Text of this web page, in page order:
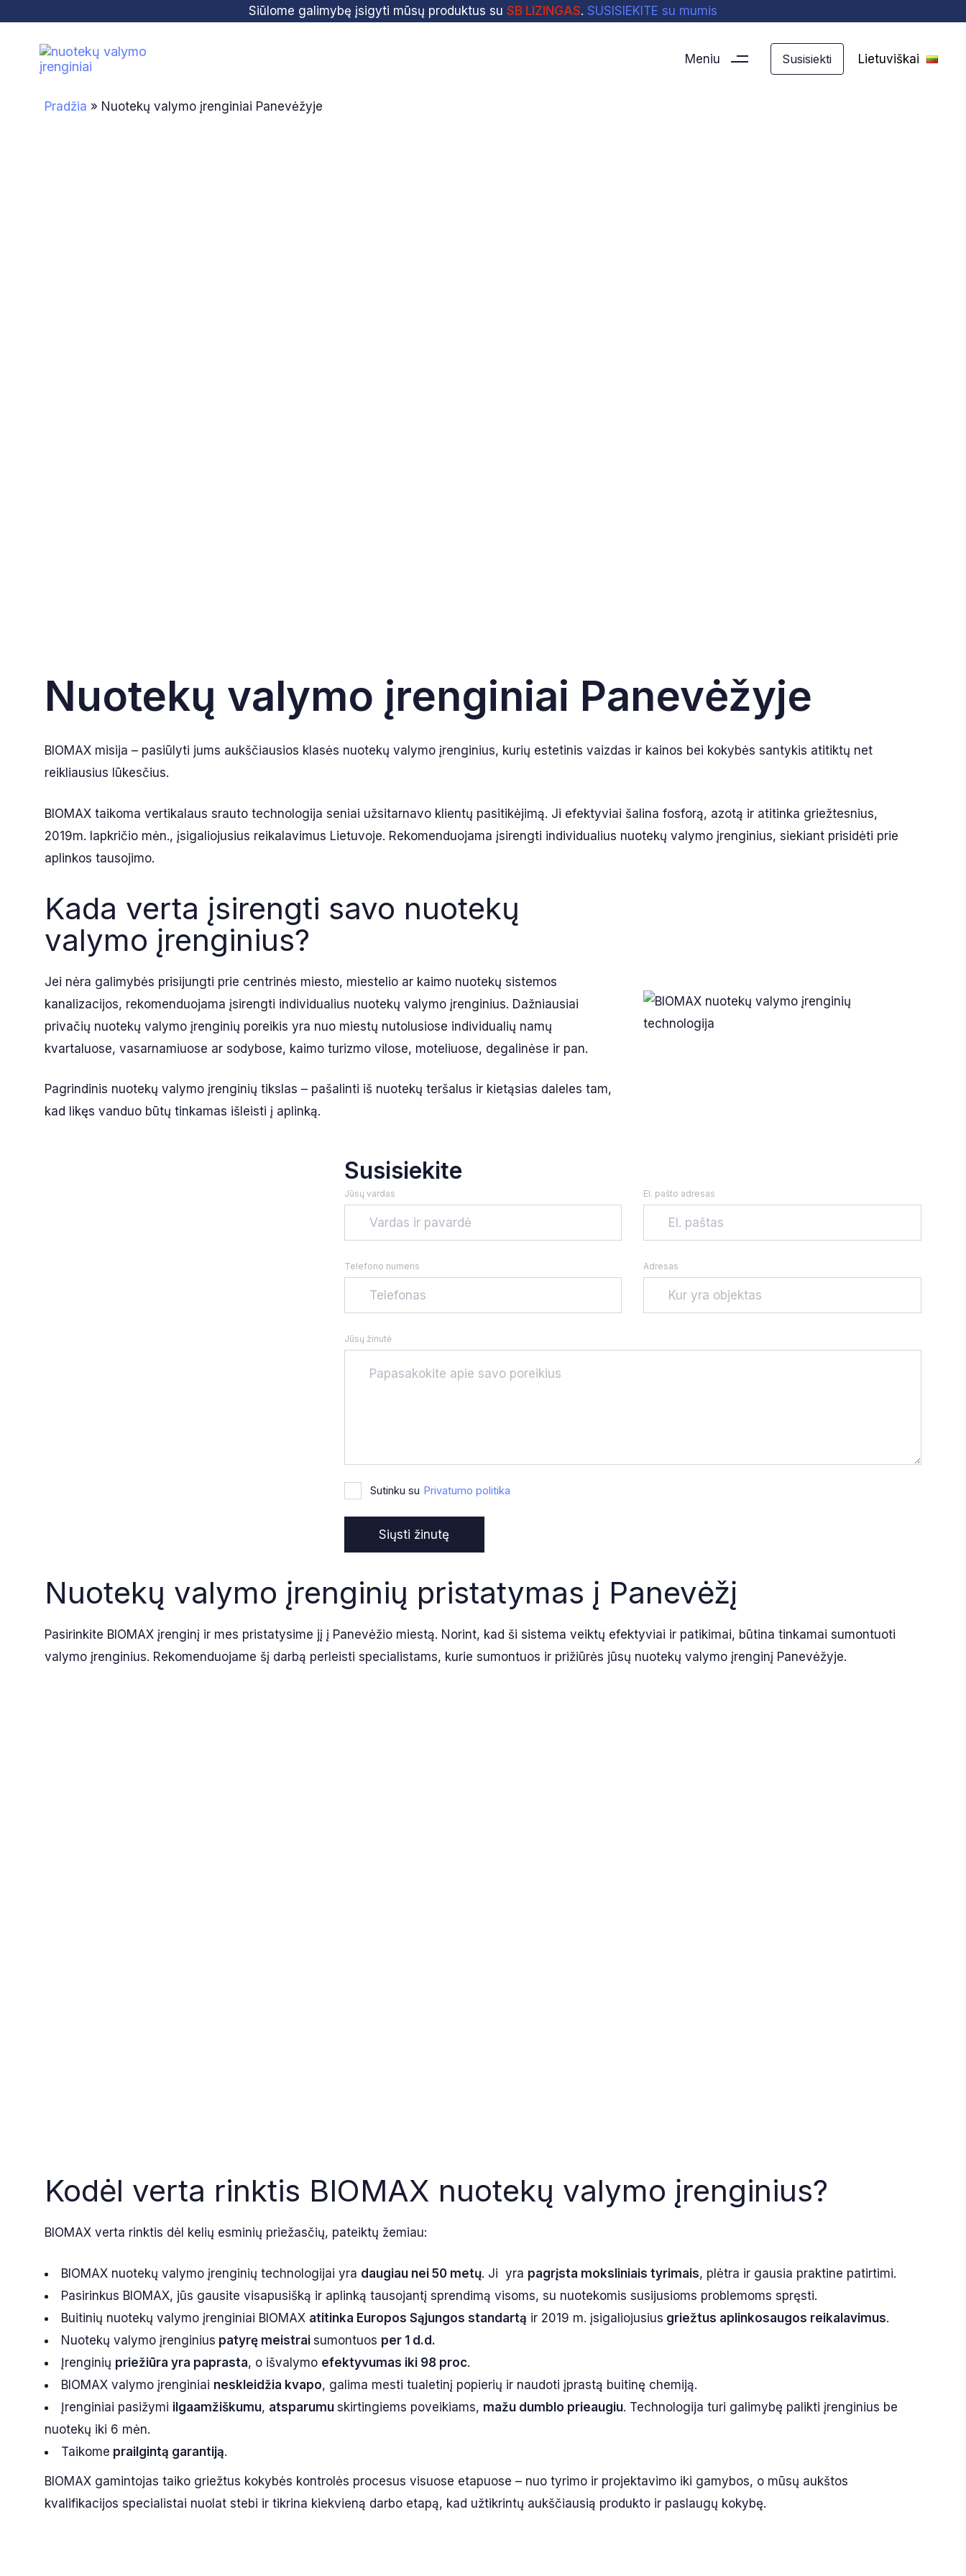
primary
navigation
Skip
Siūlome galimybę įsigyti mūsų produktus su SB LIZINGAS. SUSISIEKITE su mumis
Meniu Susisiekti Lietuviškai
Pradžia » Nuotekų valymo įrenginiai Panevėžyje
Nuotekų valymo įrenginiai Panevėžyje
BIOMAX misija – pasiūlyti jums aukščiausios klasės nuotekų valymo įrenginius, kurių estetinis vaizdas ir kainos bei kokybės santykis atitiktų net
reikliausius lūkesčius.
BIOMAX taikoma vertikalaus srauto technologija seniai užsitarnavo klientų pasitikėjimą. Ji efektyviai šalina fosforą, azotą ir atitinka griežtesnius,
2019m. lapkričio mėn., įsigaliojusius reikalavimus Lietuvoje. Rekomenduojama įsirengti individualius nuotekų valymo įrenginius, siekiant prisidėti prie
aplinkos tausojimo.
Kada verta įsirengti savo nuotekų
valymo įrenginius?
Jei nėra galimybės prisijungti prie centrinės miesto, miestelio ar kaimo nuotekų sistemos
kanalizacijos, rekomenduojama įsirengti individualius nuotekų valymo įrenginius. Dažniausiai
privačių nuotekų valymo įrenginių poreikis yra nuo miestų nutolusiose individualių namų
kvartaluose, vasarnamiuose ar sodybose, kaimo turizmo vilose, moteliuose, degalinėse ir pan.
Pagrindinis nuotekų valymo įrenginių tikslas – pašalinti iš nuotekų teršalus ir kietąsias daleles tam,
kad likęs vanduo būtų tinkamas išleisti į aplinką.
Susisiekite
Jūsų vardas El. pašto adresas
Telefono numeris Adresas
Jūsų žinutė
Sutinku su Privatumo politika
Nuotekų valymo įrenginių pristatymas į Panevėžį
Pasirinkite BIOMAX įrenginį ir mes pristatysime jį į Panevėžio miestą. Norint, kad ši sistema veiktų efektyviai ir patikimai, būtina tinkamai sumontuoti
valymo įrenginius. Rekomenduojame šį darbą perleisti specialistams, kurie sumontuos ir prižiūrės jūsų nuotekų valymo įrenginį Panevėžyje.
Kodėl verta rinktis BIOMAX nuotekų valymo įrenginius?
BIOMAX verta rinktis dėl kelių esminių priežasčių, pateiktų žemiau:
BIOMAX nuotekų valymo įrenginių technologijai yra daugiau nei 50 metų. Ji yra pagrįsta moksliniais tyrimais, plėtra ir gausia praktine patirtimi.
Pasirinkus BIOMAX, jūs gausite visapusišką ir aplinką tausojantį sprendimą visoms, su nuotekomis susijusioms problemoms spręsti.
Buitinių nuotekų valymo įrenginiai BIOMAX atitinka Europos Sąjungos standartą ir 2019 m. įsigaliojusius griežtus aplinkosaugos reikalavimus.
Nuotekų valymo įrenginius patyrę meistrai sumontuos per 1 d.d.
Įrenginių priežiūra yra paprasta, o išvalymo efektyvumas iki 98 proc.
BIOMAX valymo įrenginiai neskleidžia kvapo, galima mesti tualetinį popierių ir naudoti įprastą buitinę chemiją.
Įrenginiai pasižymi ilgaamžiškumu, atsparumu skirtingiems poveikiams, mažu dumblo prieaugiu. Technologija turi galimybę palikti įrenginius be
nuotekų iki 6 mėn.
Taikome prailgintą garantiją.
BIOMAX gamintojas taiko griežtus kokybės kontrolės procesus visuose etapuose – nuo tyrimo ir projektavimo iki gamybos, o mūsų aukštos
kvalifikacijos specialistai nuolat stebi ir tikrina kiekvieną darbo etapą, kad užtikrintų aukščiausią produkto ir paslaugų kokybę.